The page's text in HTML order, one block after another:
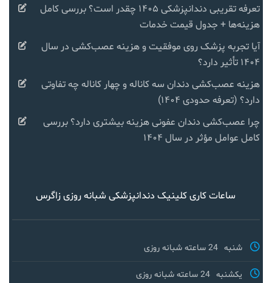
تعرفه تقریبی دندانپزشکی ۱۴۰۵ چقدر است؟ بررسی کامل
هزینه‌ها + جدول قیمت خدمات
آیا تجربه پزشک روی موفقیت و هزینه عصب‌کشی در سال
۱۴۰۴ تأثیر دارد؟
هزینه عصب‌کشی دندان سه کاناله و چهار کاناله چه تفاوتی
دارد؟ (تعرفه حدودی ۱۴۰۴)
چرا عصب‌کشی دندان عفونی هزینه بیشتری دارد؟ بررسی
کامل عوامل مؤثر در سال ۱۴۰۴
ساعات کاری کلینیک دندانپزشکی شبانه روزی زاگرس
شنبه 24 ساعته شبانه روزی
یکشنبه 24 ساعته شبانه روزی